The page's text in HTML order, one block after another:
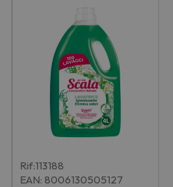
Rif:113188
EAN: 8006130505127